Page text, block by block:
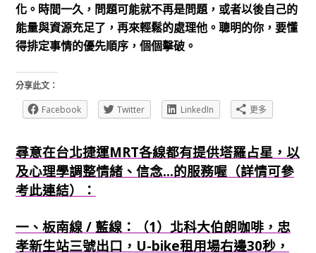
化。時間一久，問題可能就不再是問題，或者以後自己的
能量與資源充足了，再來輕鬆的處理他。聰明的你，要懂
得排定事情的優先順序，個個擊破。
分享此文：
Facebook
Twitter LinkedIn 更多
尋意在台北捷運MRT各線都有提供塔羅占星，以
及心理學調整情緒、信念...的服務喔（詳情可參
考此連結）：
一、板南線 / 藍線：（1）北科大伯朗咖啡，忠
孝新生站三號出口，U-bike租用場右邊30秒，